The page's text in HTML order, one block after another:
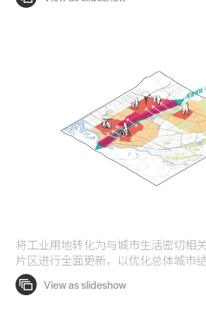
将工业用地转化为与城市生活密切相
片区进行全面更新，以优化总体城市